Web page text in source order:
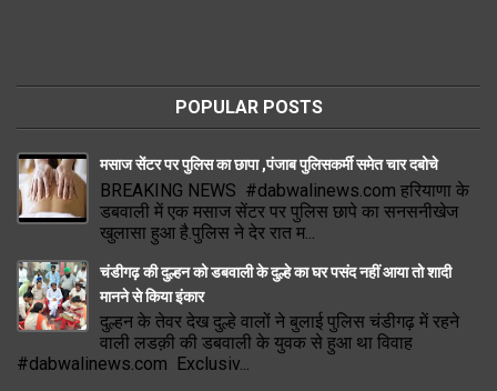
POPULAR POSTS
मसाज सेंटर पर पुलिस का छापा ,पंजाब पुलिसकर्मी समेत चार दबोचे
BREAKING NEWS #dabwalinews.com हरियाणा के
डबवाली में एक मसाज सेंटर पर पुलिस छापे का सनसनीखेज
खुलासा हुआ है.पुलिस ने देर रात म...
चंडीगढ़ की दुल्हन को डबवाली के दुल्हे का घर पसंद नहीं आया तो शादी
मानने से किया इंकार
दुल्हन के तेवर देख दुल्हे वालों ने बुलाई पुलिस चंडीगढ़ में रहने
वाली लडक़ी की डबवाली के युवक से हुआ था विवाह
#dabwalinews.com Exclusiv...